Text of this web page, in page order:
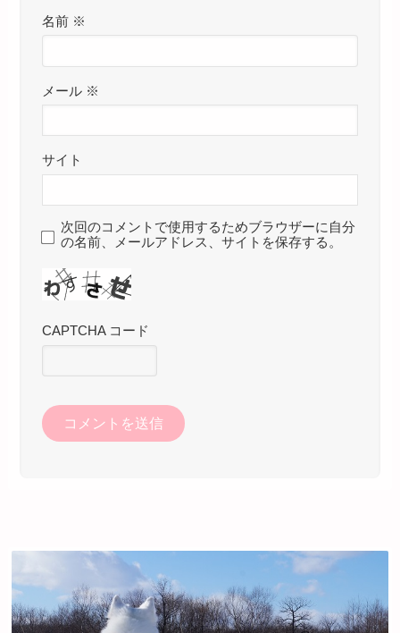
名前 ※
メール ※
サイト
次回のコメントで使用するためブラウザーに自分
の名前、メールアドレス、サイトを保存する。
CAPTCHA コード